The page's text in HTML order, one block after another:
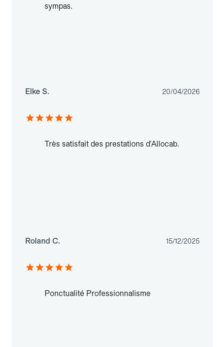
sympas.
Elke S. 20/04/2026
Très satisfait des prestations d'Allocab.
Roland C. 15/12/2025
Ponctualité Professionnalisme